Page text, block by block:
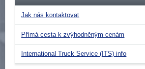
Jak nás kontaktovat
Přímá cesta k zvýhodněným cenám
International Truck Service (ITS) info